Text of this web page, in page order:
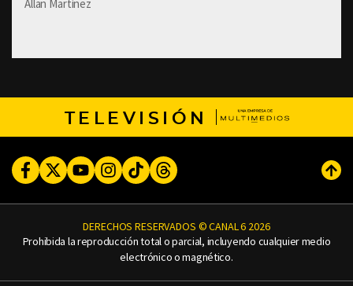
Allan Martinez
TELEVISIÓN
FacebookTwitterYoutubeInstagram
TikTokThreads
DERECHOS RESERVADOS © CANAL 6 2026
Prohibida la reproducción total o parcial, incluyendo cualquier medio
electrónico o magnético.